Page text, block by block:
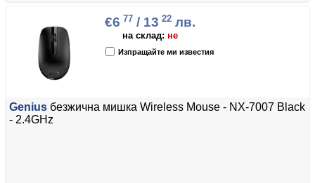
€6 77 / 13 22лв.
на склад: не
Изпращайте ми известия
Genius безжична мишка Wireless Mouse - NX-7007 Black
- 2.4GHz